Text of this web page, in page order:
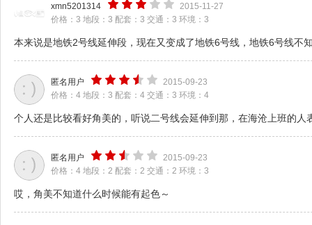
xmn5201314
2015-11-27
价格： 3 地段： 3 配套： 3 交通： 3 环境： 3
本来说是地铁2号线延伸段，现在又变成了地铁6号线，地铁6号线不
匿名用户
2015-09-23
价格： 4 地段： 3 配套： 4 交通： 3 环境： 4
个人还是比较看好角美的，听说二号线会延伸到那，在海沧上班的
匿名用户
2015-09-23
价格： 4 地段： 2 配套： 2 交通： 2 环境： 3
哎，角美不知道什么时候能有起色～